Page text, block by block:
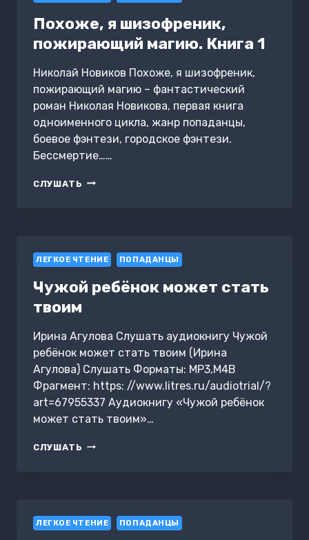
Похоже, я шизофреник,
пожирающий магию. Книга 1
Николай Новиков Похоже, я шизофреник,
пожирающий магию – фантастический
роман Николая Новикова, первая книга
одноименного цикла, жанр попаданцы,
боевое фэнтези, городское фэнтези.
Бессмертие……
СЛУШАТЬ ПОХОЖЕ,
1
ЛЕГКОЕ ЧТЕНИЕ ПОПАДАНЦЫ
Чужой ребёнок может стать
твоим
Ирина Агулова Слушать аудиокнигу Чужой
ребёнок может стать твоим (Ирина
Агулова) Слушать Форматы: MP3,M4B
Фрагмент: https: //www.litres.ru/audiotrial/?
art=67955337 Аудиокнигу «Чужой ребёнок
может стать твоим»…
СЛУШАТЬ ЧУЖОЙ
ЛЕГКОЕ ЧТЕНИЕ ПОПАДАНЦЫ